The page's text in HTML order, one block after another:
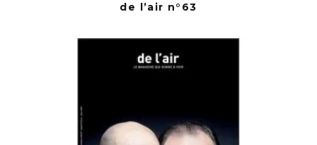
de l’air n°63